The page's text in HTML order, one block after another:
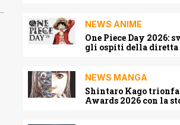
NEWS ANIME
One Piece Day 2026:
gli ospiti della diretta
NEWS MANGA
Shintaro Kago
Awards 2026 con la